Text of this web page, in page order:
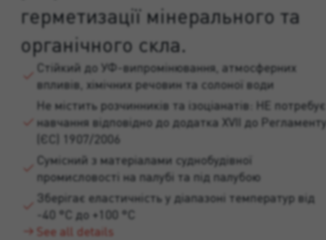
герметизації мінерального та
органічного скла.
Стійкий до УФ-випромінювання, атмосферних
впливів, хімічних речовин та солоної води
Не містить розчинників та ізоціанатів: НЕ потребує
навчання відповідно до додатка XVII до Регламенту
(ЄС) 1907/2006
Сумісний з матеріалами суднобудівної
промисловості на палубі та під палубою
Зберігає еластичність у діапазоні температур від
-40 °C до +100 °C
See all details